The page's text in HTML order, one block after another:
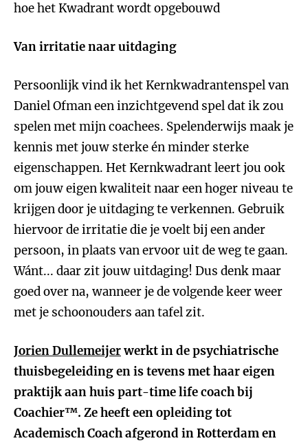
hoe het Kwadrant wordt opgebouwd
Van irritatie naar uitdaging
Persoonlijk vind ik het Kernkwadrantenspel van
Daniel Ofman een inzichtgevend spel dat ik zou
spelen met mijn coachees. Spelenderwijs maak je
kennis met jouw sterke én minder sterke
eigenschappen. Het Kernkwadrant leert jou ook
om jouw eigen kwaliteit naar een hoger niveau te
krijgen door je uitdaging te verkennen. Gebruik
hiervoor de irritatie die je voelt bij een ander
persoon, in plaats van ervoor uit de weg te gaan.
Wánt... daar zit jouw uitdaging! Dus denk maar
goed over na, wanneer je de volgende keer weer
met je schoonouders aan tafel zit.
Jorien Dullemeijerwerkt in de psychiatrische
thuisbegeleiding en is tevens met haar eigen
praktijk aan huis part-time life coach bij
Coachier™. Ze heeft een opleiding tot
Academisch Coach afgerond in Rotterdam en